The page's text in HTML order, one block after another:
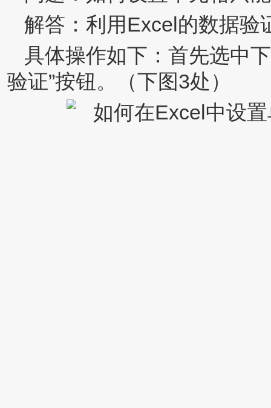
解答：利用Excel的数据验
具体操作如下：首先选中
验证”按钮。（下图3处）